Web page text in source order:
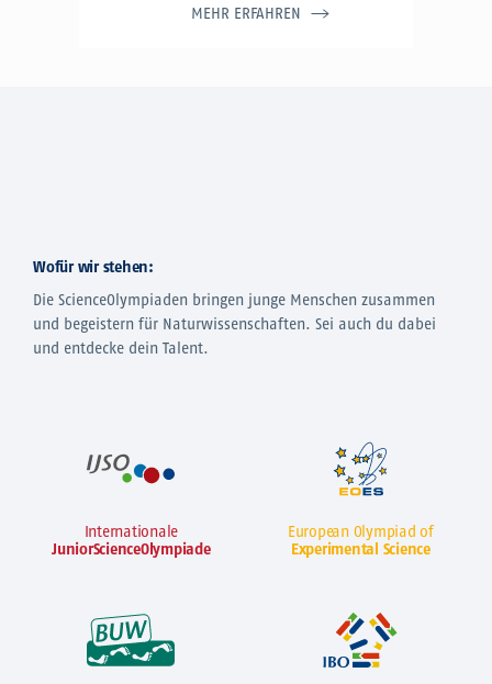
MEHR ERFAHREN
Wofür wir stehen:
Die ScienceOlympiaden bringen junge Menschen zusammen
und begeistern für Naturwissenschaften. Sei auch du dabei
und entdecke dein Talent.
Internationale
JuniorScienceOlympiade
European Olympiad of
Experimental Science